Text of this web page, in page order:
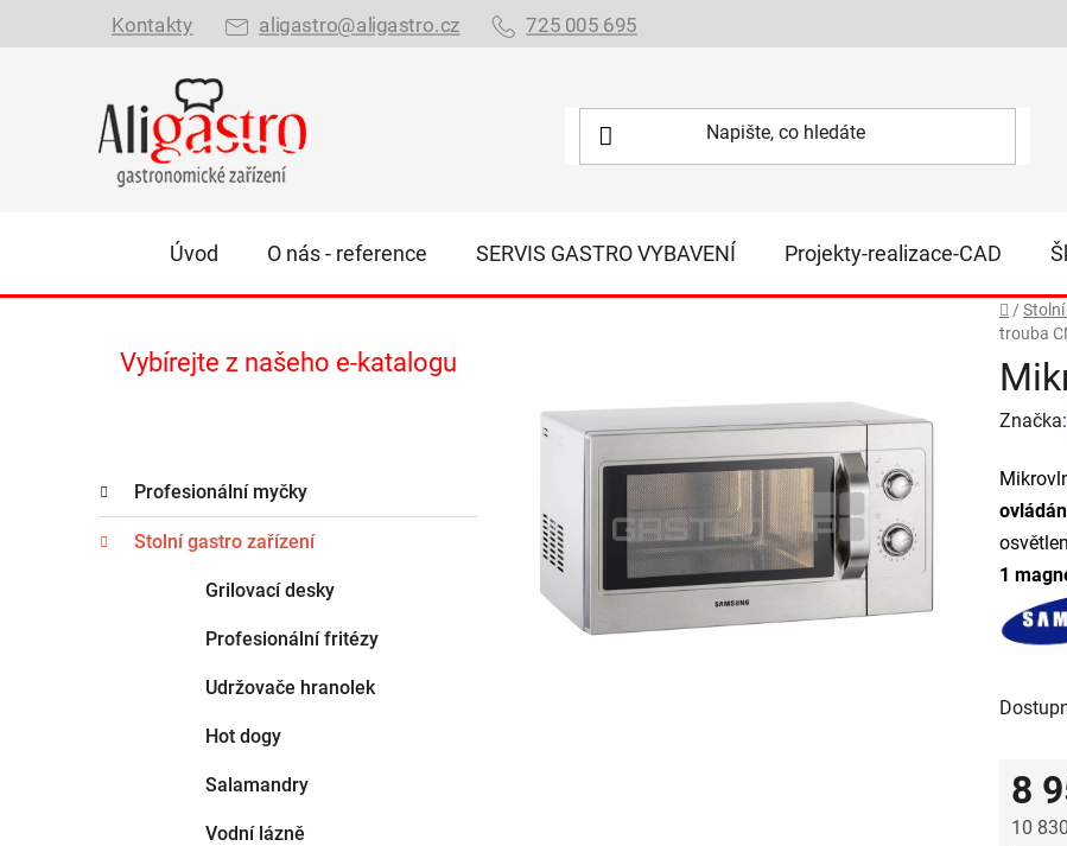
Kontakty aligastro@aligastro.cz 725 005 695
Úvod O nás - reference SERVIS GASTRO VYBAVENÍ Projekty-realizace-CAD
Domů
/
trouba
r
a
n
Vybírejte z našeho e-katalogu
kategorie
a
t
Profesionální myčky
Stolní gastro zařízení
Grilovací desky
Profesionální fritézy
Udržovače hranolek
Hot dogy
Salamandry
Vodní lázně
Značka:
1
8
10